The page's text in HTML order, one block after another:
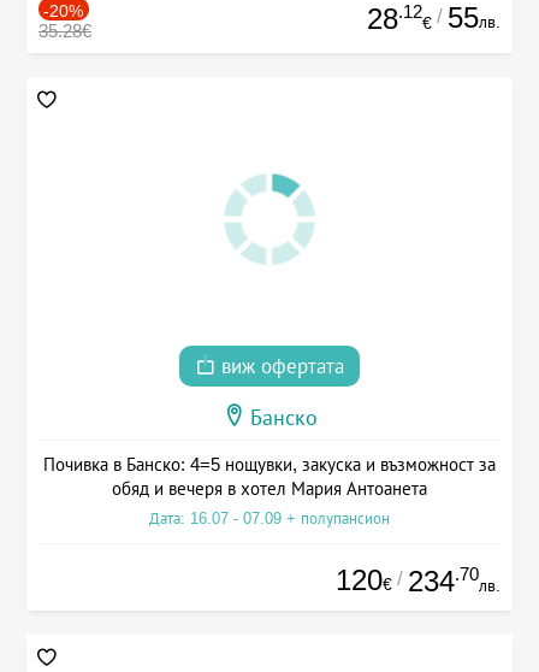
-20%
35.28€ 28.12
€ / 55лв.
виж офертата
Банско
Почивка в Банско: 4=5 нощувки, закуска и възможност за
обяд и вечеря в хотел Мария Антоанета
Дата: 16.07 - 07.09 + полупансион
120€ / 234.70
лв.